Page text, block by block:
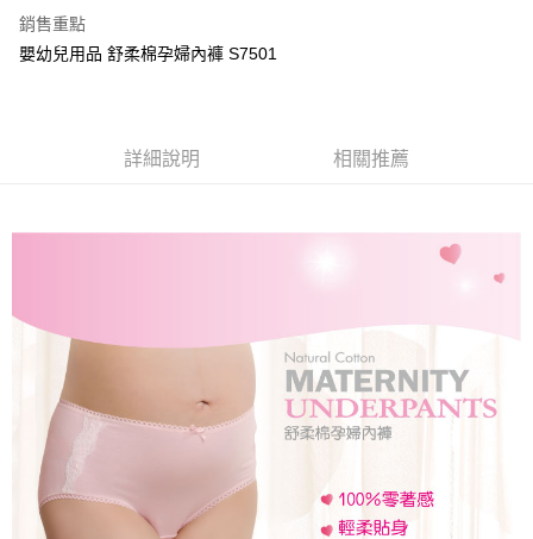
【關於「AFTEE先享後付」】
AFTEE先享後付是「在收到商品之後才付款」的支付方式。 讓您購物簡單
結帳頁面，進行簡訊認證並確認金額後，即可完成結帳。
３．收到繳費通知簡訊後14天內，點擊此簡訊中的連結，可透過四大超商／
購買商品的店家。未經商家同意取消之訂單仍視為有效，需透過AFTEE先享
後付繳納相關費用。
※ 交易是否成功請以「AFTEE先享後付 」之結帳頁面顯示為準，若有關於
是否繳費成功／繳費後需取消欲退款等相關疑問，請聯繫「AFTEE先享後付
客戶支援中心」https://netprotections.freshdesk.com/support/home
【注意事項】
１．透過由恩沛科技股份有限公司提供之「AFTEE先享後付」服務完成之交
易，需依本服務之必要範圍內提供個人資料，並將交易相關給付款項請求債
權轉讓予恩沛科技股份有限公司。
ATM付款
7-11取貨付款
每筆NT$150，滿NT$1,299(含以上)免運費
銷售重點
嬰幼兒用品 舒柔棉孕婦內褲 S7501
詳細說明 相關推薦